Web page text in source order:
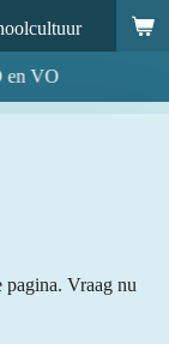
en VO
Vraag nu